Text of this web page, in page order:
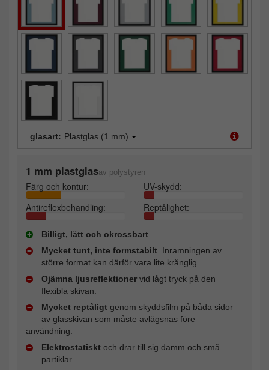
glasart: Plastglas (1 mm)
1 mm plastglasav polystyren
Färg och kontur:
UV-skydd:
Antireflexbehandling:
Reptålighet:
Billigt, lätt och okrossbart
Mycket tunt, inte formstabilt . Inramningen av
större format kan därför vara lite krånglig.
Ojämna ljusreflektioner vid lågt tryck på den
flexibla skivan.
Mycket reptåligt genom skyddsfilm på båda sidor
av glasskivan som måste avlägsnas före
användning.
Elektrostatiskt och drar till sig damm och små
partiklar.